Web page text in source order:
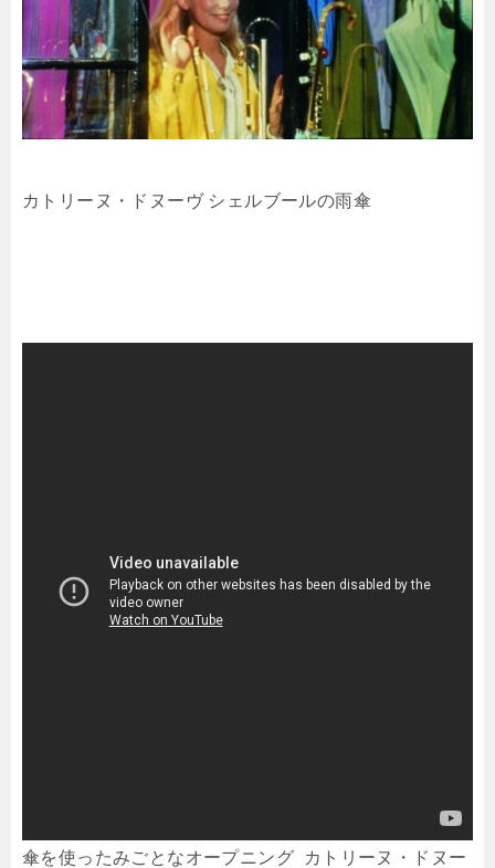
カトリーヌ・ドヌーヴ シェルブールの雨傘
傘を使ったみごとなオープニング カトリーヌ・ドヌー